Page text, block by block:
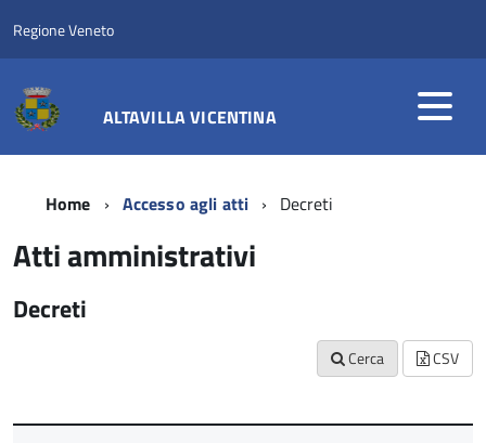
Regione Veneto
ALTAVILLA VICENTINA
Home Accesso agli atti Decreti
Atti amministrativi
Decreti
Cerca CSV